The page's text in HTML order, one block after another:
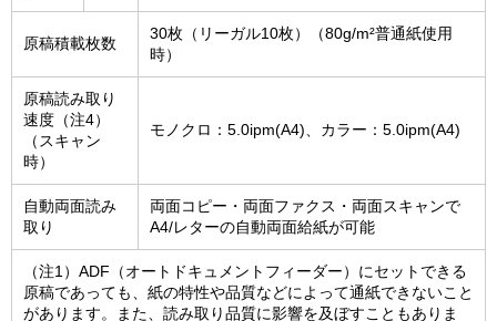
原稿積載枚数
30枚（リーガル10枚）（80g/m²普通紙使用
時）
原稿読み取り
速度（注4）
（スキャン
時）
モノクロ：5.0ipm(A4)、カラー：5.0ipm(A4)
自動両面読み
取り
両面コピー・両面ファクス・両面スキャンで
A4/レターの自動両面給紙が可能
（注1）ADF（オートドキュメントフィーダー）にセットできる
原稿であっても、紙の特性や品質などによって通紙できないこと
があります。また、読み取り品質に影響を及ぼすこともありま